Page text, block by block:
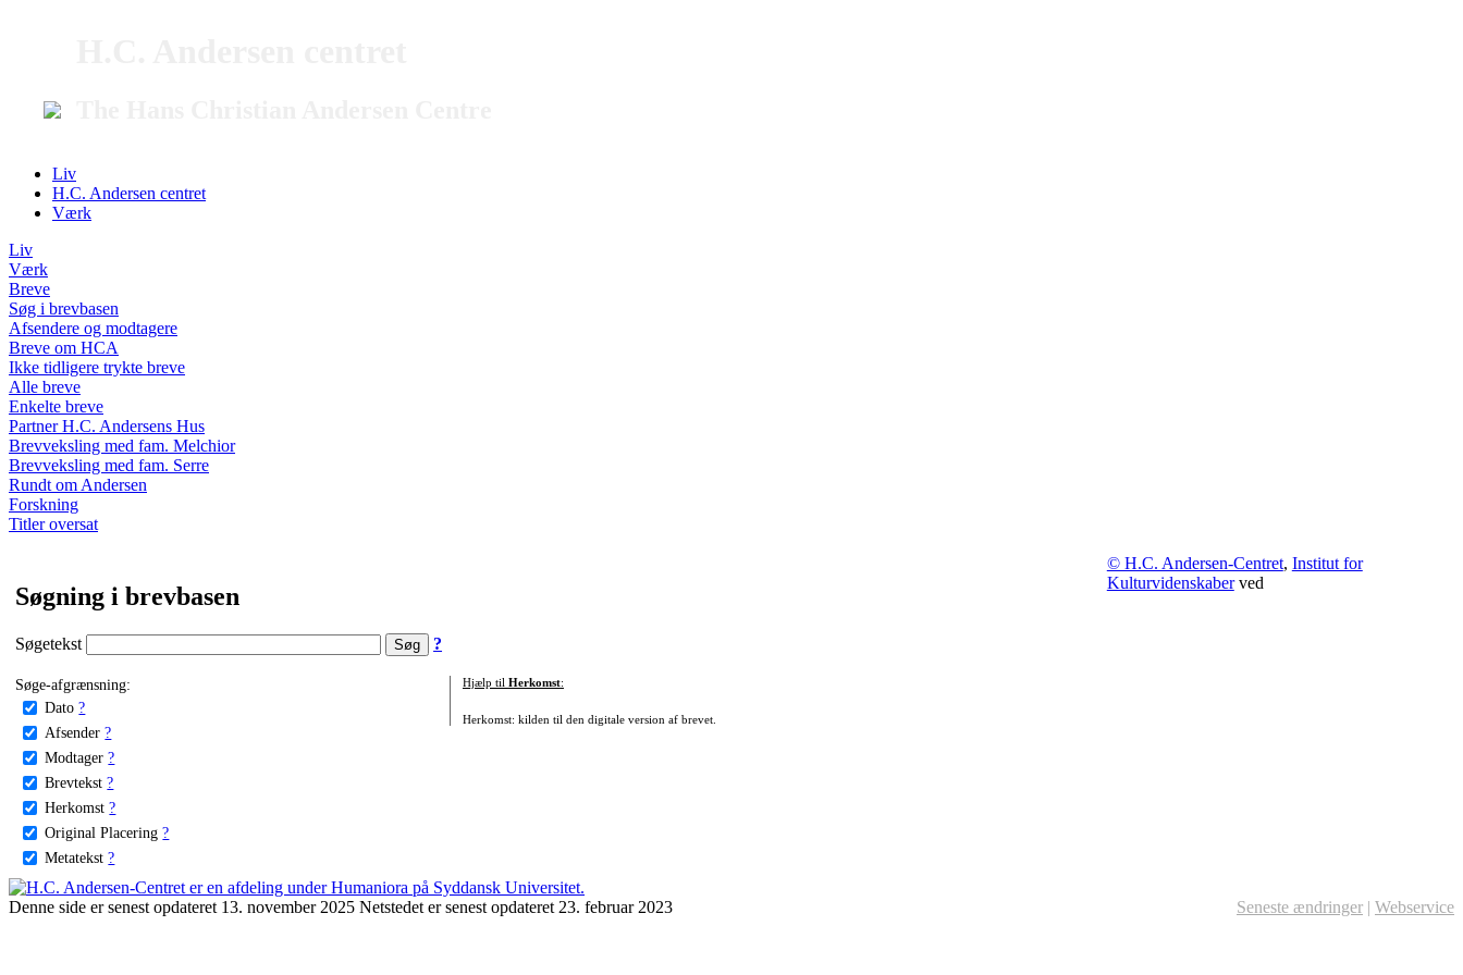
Liv
H.C. Andersen centret
Værk
Liv
Værk
Breve
Søg i brevbasen
Afsendere og modtagere
Breve om HCA
Ikke tidligere trykte breve
Alle breve
Enkelte breve
Partner H.C. Andersens Hus
Brevveksling med fam. Melchior
Brevveksling med fam. Serre
Rundt om Andersen
Forskning
Titler oversat
Søgning i brevbasen
Søgetekst ?
Søge-afgrænsning:
Dato ?
Afsender ?
Modtager ?
Brevtekst ?
Herkomst ?
Original Placering ?
Metatekst ?
Hjælp til Herkomst:
Herkomst: kilden til den digitale version af brevet.
© H.C. Andersen-Centret, Institut for
Kulturvidenskaberved
Denne side er senest opdateret 13. november 2025 Netstedet er senest opdateret 23. februar 2023 Seneste ændringer | Webservice